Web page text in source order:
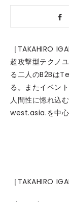
［TAKAHIRO
超攻撃型テクノ
る二人のB2Bは
る。またイベン
人間性に惚れ込
west.asia.を中心
［TAKAHIRO